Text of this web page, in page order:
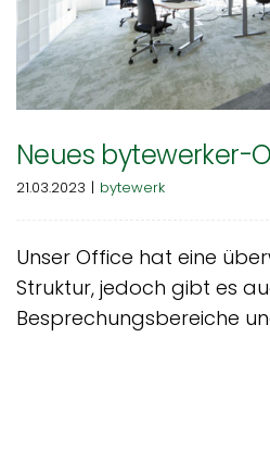
Neues bytewerker-
21.03.2023 | bytewerk
Unser Office hat eine
Struktur, jedoch gibt es
Besprechungsbereiche